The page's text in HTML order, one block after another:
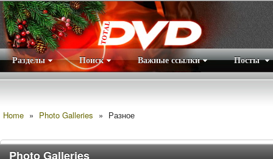
Разделы Поиск Важные ссылки Посты
Home » Photo Galleries » Разное
Photo Galleries